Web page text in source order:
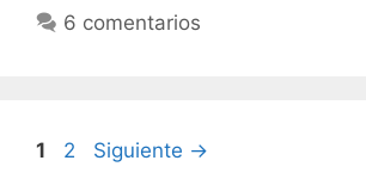
6 comentarios
Página
1 Página
2 Siguiente →